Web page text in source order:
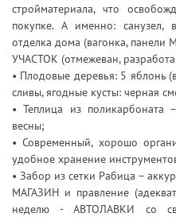
стройматериала, что
покупке. А именно: санузел,
отделка дома (вагонка, панели
УЧАСТОК (отмежеван,
• Плодовые деревья: 5 яблонь
сливы, ягодные кусты: черная
• Теплица из
весны;
• Современный, хорошо
удобное хранение
• Забор из сетки Рабица –
МАГАЗИН и правление
неделю - АВТОЛАВКИ со